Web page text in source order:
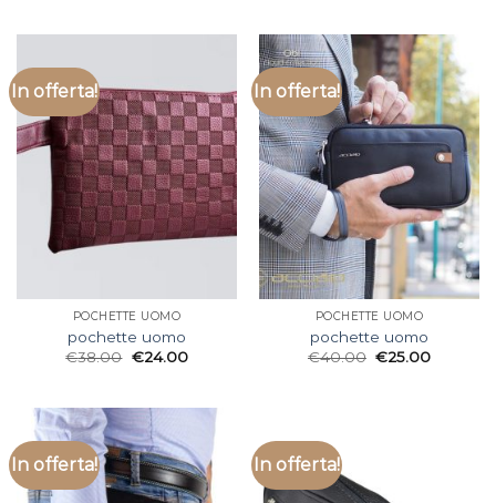
In offerta!
POCHETTE UOMO
pochette uomo
€38.00 €24.00
In offerta!
POCHETTE UOMO
pochette uomo
€40.00 €25.00
In offerta! In offerta!